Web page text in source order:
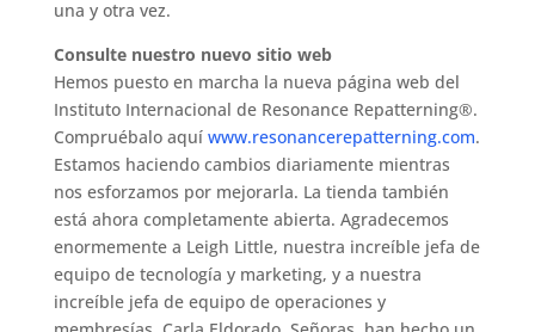
una y otra vez.
Consulte nuestro nuevo sitio web
Hemos puesto en marcha la nueva página web del
Instituto Internacional de Resonance Repatterning®.
Compruébalo aquí www.resonancerepatterning.com.
Estamos haciendo cambios diariamente mientras
nos esforzamos por mejorarla. La tienda también
está ahora completamente abierta. Agradecemos
enormemente a Leigh Little, nuestra increíble jefa de
equipo de tecnología y marketing, y a nuestra
increíble jefa de equipo de operaciones y